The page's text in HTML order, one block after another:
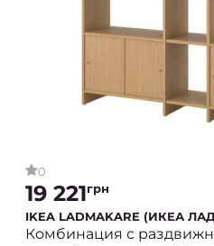
0
19 221грн
IKEA LADMAKARE (ИКЕА
Комбинация с